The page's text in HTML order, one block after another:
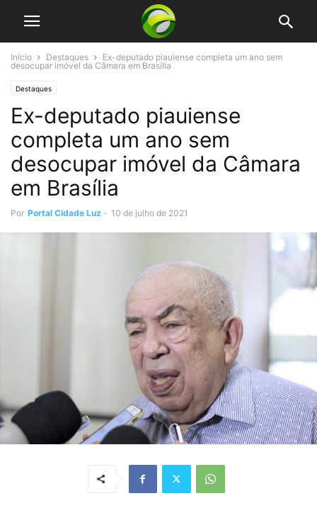
Início Destaques
Ex-deputado piauiense completa um ano sem
desocupar imóvel da Câmara em Brasília
Destaques
Ex-deputado piauiense
completa um ano sem
desocupar imóvel da Câmara
em Brasília
Por Portal Cidade Luz - 10 de julho de 2021